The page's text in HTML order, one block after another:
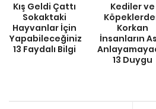
Kış Geldi Çattı
Sokaktaki
Hayvanlar İçin
Yapabileceğiniz
13 Faydalı Bilgi
Kediler ve
Korkan
İnsanların
13 Duygu